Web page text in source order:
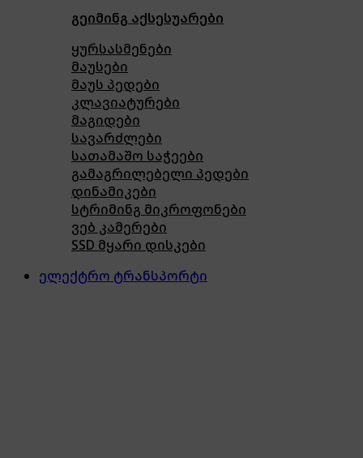
გეიმინგ აქსესუარები
ყურსასმენები
მაუსები
მაუს პედები
კლავიატურები
მაგიდები
სავარძლები
სათამაშო საჭეები
გამაგრილებელი პედები
დინამიკები
სტრიმინგ მიკროფონები
ვებ კამერები
SSD მყარი დისკები
ელექტრო ტრანსპორტი